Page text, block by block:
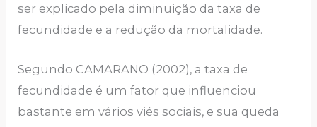
ser explicado pela diminuição da taxa de
fecundidade e a redução da mortalidade.
Segundo CAMARANO (2002), a taxa de
fecundidade é um fator que influenciou
bastante em vários viés sociais, e sua queda